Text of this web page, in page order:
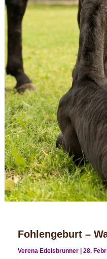
Fohlengeburt –
Verena Edelsbrunner 28.